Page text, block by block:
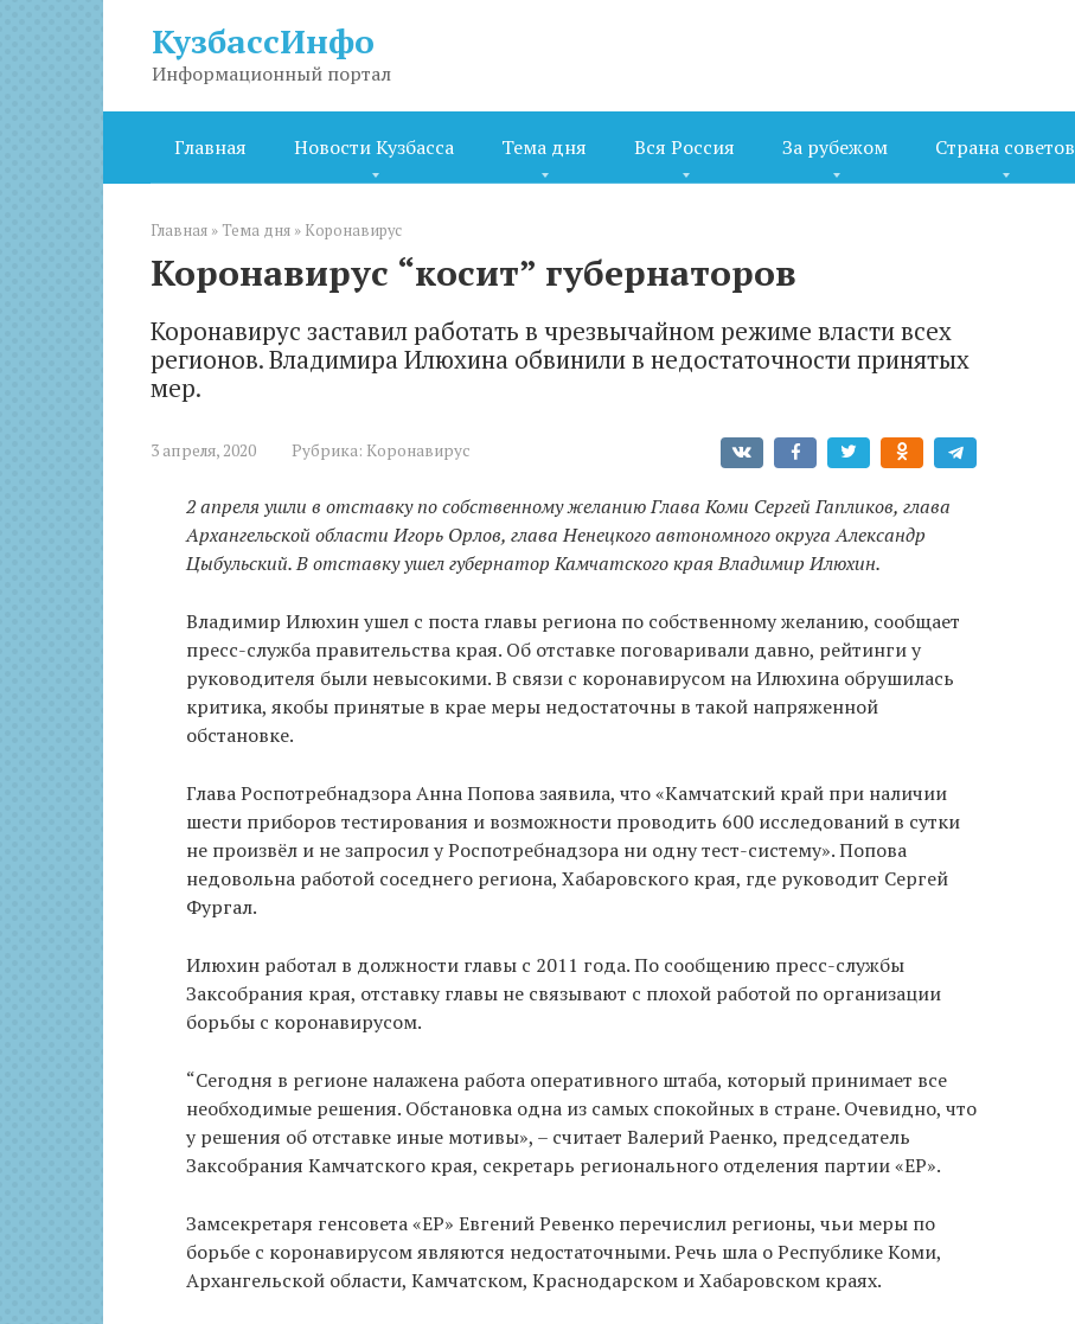
КузбассИнфо
Информационный портал
Главная Новости Кузбасса Тема дня Вся Россия За рубежом Страна советов
Главная » Тема дня » Коронавирус
Коронавирус “косит” губернаторов
Коронавирус заставил работать в чрезвычайном режиме власти всех
регионов. Владимира Илюхина обвинили в недостаточности принятых
мер.
3 апреля, 2020 Рубрика: Коронавирус
2 апреля ушли в отставку по собственному желанию Глава Коми Сергей Гапликов, глава
Архангельской области Игорь Орлов, глава Ненецкого автономного округа Александр
Цыбульский. В отставку ушел губернатор Камчатского края Владимир Илюхин.
Владимир Илюхин ушел с поста главы региона по собственному желанию, сообщает
пресс-служба правительства края. Об отставке поговаривали давно, рейтинги у
руководителя были невысокими. В связи с коронавирусом на Илюхина обрушилась
критика, якобы принятые в крае меры недостаточны в такой напряженной
обстановке.
Глава Роспотребнадзора Анна Попова заявила, что «Камчатский край при наличии
шести приборов тестирования и возможности проводить 600 исследований в сутки
не произвёл и не запросил у Роспотребнадзора ни одну тест-систему». Попова
недовольна работой соседнего региона, Хабаровского края, где руководит Сергей
Фургал.
Илюхин работал в должности главы с 2011 года. По сообщению пресс-службы
Заксобрания края, отставку главы не связывают с плохой работой по организации
борьбы с коронавирусом.
“Сегодня в регионе налажена работа оперативного штаба, который принимает все
необходимые решения. Обстановка одна из самых спокойных в стране. Очевидно, что
у решения об отставке иные мотивы», – считает Валерий Раенко, председатель
Заксобрания Камчатского края, секретарь регионального отделения партии «ЕР».
Замсекретаря генсовета «ЕР» Евгений Ревенко перечислил регионы, чьи меры по
борьбе с коронавирусом являются недостаточными. Речь шла о Республике Коми,
Архангельской области, Камчатском, Краснодарском и Хабаровском краях.